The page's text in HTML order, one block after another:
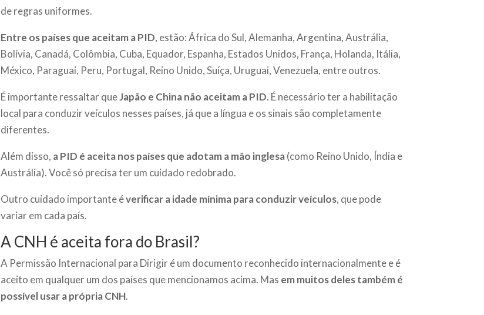
de regras uniformes.
Entre os países que aceitam a PID, estão: África do Sul, Alemanha, Argentina, Austrália,
Bolívia, Canadá, Colômbia, Cuba, Equador, Espanha, Estados Unidos, França, Holanda, Itália,
México, Paraguai, Peru, Portugal, Reino Unido, Suíça, Uruguai, Venezuela, entre outros.
É importante ressaltar queJapão e China não aceitam a PID. É necessário ter a habilitação
local para conduzir veículos nesses países, já que a língua e os sinais são completamente
diferentes.
Além disso, a PID é aceita nos países que adotam a mão inglesa(como Reino Unido, Índia e
Austrália). Você só precisa ter um cuidado redobrado.
Outro cuidado importante éverificar a idade mínima para conduzir veículos, que pode
variar em cada país.
A CNH é aceita fora do Brasil?
A Permissão Internacional para Dirigir é um documento reconhecido internacionalmente e é
aceito em qualquer um dos países que mencionamos acima. Mas em muitos deles também é
possível usar a própria CNH.